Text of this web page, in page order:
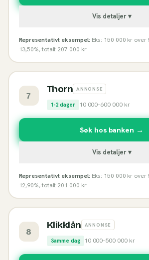
Vis detaljer ▾
Representativt eksempel: Eks: 150 000 kr over
13,50%, totalt 207 000 kr
7
Thorn ANNONSE
1-2 dager 10 000–600 000kr
Søk hos banken →
Vis detaljer ▾
Representativt eksempel: Eks: 150 000 kr over
12,90%, totalt 201 000 kr
8
Klikklån ANNONSE
Samme dag 10 000–500 000kr